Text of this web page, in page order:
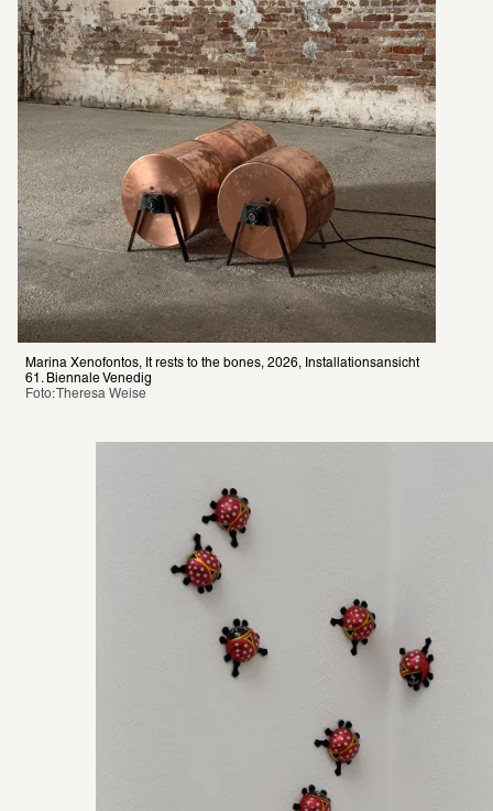
Marina Xenofontos, It rests to the bones, 2026, Installationsansicht
61. Biennale Venedig
Foto: Theresa Weise